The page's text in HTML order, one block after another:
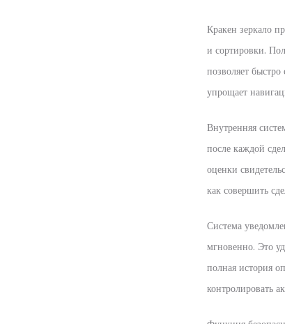
Кракен зеркало
и сортировки.
позволяет
упрощает
Внутренняя
после каждой
оценки
как совершить
Система
мгновенно. Это
полная история
контролировать